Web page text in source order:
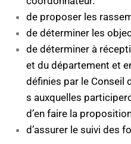
de proposer les
de déterminer les
de déterminer à
et du département et
définies par le Conseil
s auxquelles
d’en faire la
d’assurer le suivi des